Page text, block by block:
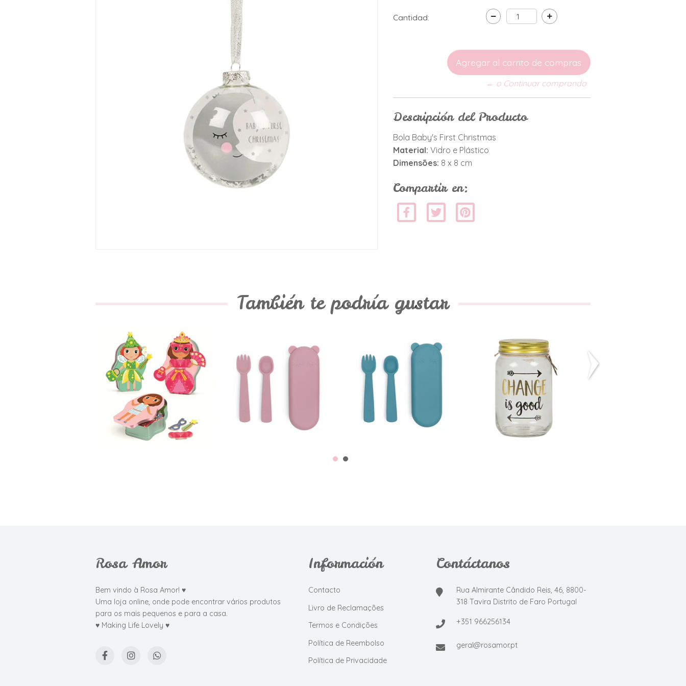
Cantidad:
← o Continuar comprando
Descripción del Producto
Bola Baby's First Christmas
Material: Vidro e Plástico
Dimensões: 8 x 8 cm
Compartir en:
También te podría gustar
Belissimo - Jogo
Magnético
€21,90
Caixa Com
Talheres - Rosa
€13,95
Caixa Com
Talheres - Azul
€13,95
Mealheiro
Change is Good
€6,50
Rosa Amor
Bem vindo à Rosa Amor! ♥
Uma loja online, onde pode encontrar vários produtos
para os mais pequenos e para a casa.
♥ Making Life Lovely ♥
Información
Contacto
Livro de Reclamações
Termos e Condições
Política de Reembolso
Política de Privacidade
Contáctanos
Rua Almirante Cândido Reis, 46, 8800-
318 Tavira Distrito de Faro Portugal
+351 966256134
geral@rosamor.pt